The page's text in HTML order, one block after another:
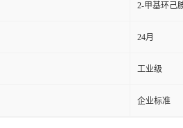
2-甲基环己
24月
工业级
企业标准